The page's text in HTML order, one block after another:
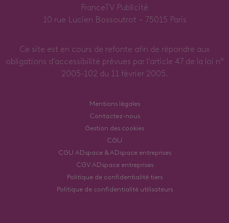
FranceTV Publicité
10 rue Lucien Bossoutrot – 75015 Paris
Ce site est en cours de refonte afin de répondre aux
obligations d’accessibilité prévues par l’article 47 de la loi n°
2005-102 du 11 février 2005.
Mentions légales
Contactez-nous
Gestion des cookies
CGU
CGU ADspace & ADspace entreprises
CGV ADspace entreprises
Politique de confidentialité tiers
Politique de confidentialité utilisateurs